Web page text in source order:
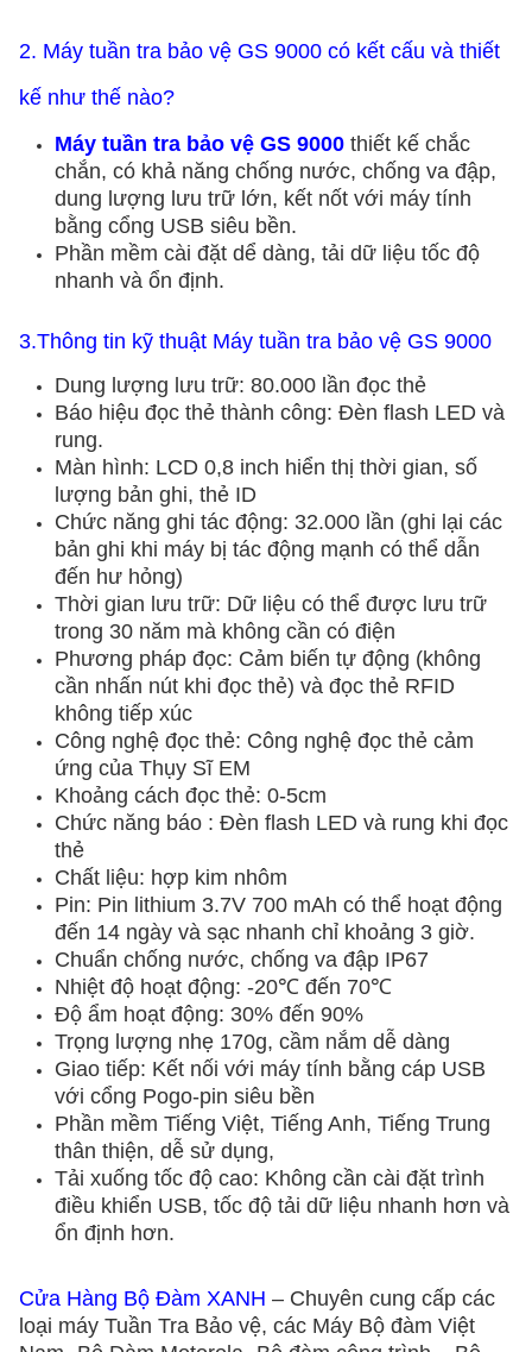
2. Máy tuần tra bảo vệ GS 9000 có kết cấu và thiết
kế như thế nào?
Máy tuần tra bảo vệ GS 9000 thiết kế chắc
chắn, có khả năng chống nước, chống va đập,
dung lượng lưu trữ lớn, kết nốt với máy tính
bằng cổng USB siêu bền.
Phần mềm cài đặt dể dàng, tải dữ liệu tốc độ
nhanh và ổn định.
3.Thông tin kỹ thuật Máy tuần tra bảo vệ GS 9000
Dung lượng lưu trữ: 80.000 lần đọc thẻ
Báo hiệu đọc thẻ thành công: Đèn flash LED và
rung.
Màn hình: LCD 0,8 inch hiển thị thời gian, số
lượng bản ghi, thẻ ID
Chức năng ghi tác động: 32.000 lần (ghi lại các
bản ghi khi máy bị tác động mạnh có thể dẫn
đến hư hỏng)
Thời gian lưu trữ: Dữ liệu có thể được lưu trữ
trong 30 năm mà không cần có điện
Phương pháp đọc: Cảm biến tự động (không
cần nhấn nút khi đọc thẻ) và đọc thẻ RFID
không tiếp xúc
Công nghệ đọc thẻ: Công nghệ đọc thẻ cảm
ứng của Thụy Sĩ EM
Khoảng cách đọc thẻ: 0-5cm
Chức năng báo : Đèn flash LED và rung khi đọc
thẻ
Chất liệu: hợp kim nhôm
Pin: Pin lithium 3.7V 700 mAh có thể hoạt động
đến 14 ngày và sạc nhanh chỉ khoảng 3 giờ.
Chuẩn chống nước, chống va đập IP67
Nhiệt độ hoạt động: -20℃ đến 70℃
Độ ẩm hoạt động: 30% đến 90%
Trọng lượng nhẹ 170g, cầm nắm dễ dàng
Giao tiếp: Kết nối với máy tính bằng cáp USB
với cổng Pogo-pin siêu bền
Phần mềm Tiếng Việt, Tiếng Anh, Tiếng Trung
thân thiện, dễ sử dụng,
Tải xuống tốc độ cao: Không cần cài đặt trình
điều khiển USB, tốc độ tải dữ liệu nhanh hơn và
ổn định hơn.
Cửa Hàng Bộ Đàm XANH – Chuyên cung cấp các
loại máy Tuần Tra Bảo vệ, các Máy Bộ đàm Việt